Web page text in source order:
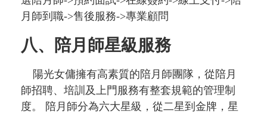
月師到職->售後服務->專業顧問
八、陪月師星級服務
陽光女傭擁有高素質的陪月師團隊，從陪月
師招聘、培訓及上門服務有整套規範的管理制
度。 陪月師分為六大星級，從二星到金牌，星